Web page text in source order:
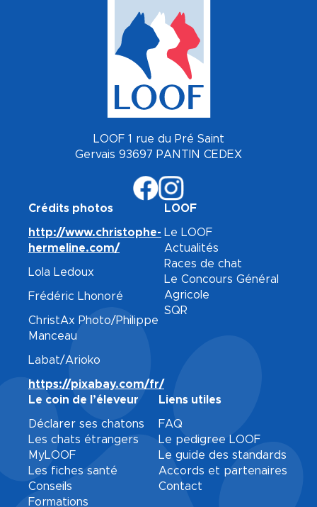
LOOF 1 rue du Pré Saint
Gervais 93697 PANTIN CEDEX
Crédits photos
http://www.christophe-
hermeline.com/
Lola Ledoux
Frédéric Lhonoré
ChristAx Photo/Philippe
Manceau
Labat/Arioko
https://pixabay.com/fr/
LOOF
Le LOOF
Actualités
Races de chat
Le Concours Général
Agricole
SQR
Le coin de l’éleveur
Déclarer ses chatons
Les chats étrangers
MyLOOF
Les fiches santé
Conseils
Formations
Liens utiles
FAQ
Le pedigree LOOF
Le guide des standards
Accords et partenaires
Contact